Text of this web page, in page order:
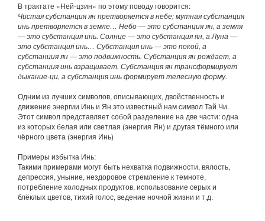
В трактате «Ней-цзин» по этому поводу говорится:
Чистая субстанция ян претворяется в небе; мутная субстанция
инь претворяется в земле… Небо — это субстанция ян, а земля
— это субстанция инь. Солнце — это субстанция ян, а Луна —
это субстанция инь… Субстанция инь — это покой, а
субстанция ян — это подвижность. Субстанция ян рождает, а
субстанция инь взращивает. Субстанция ян трансформирует
дыхание-ци, а субстанция инь формирует телесную форму.
Одним из лучших символов, описывающих, двойственность и
движение энергии Инь и Ян это известный нам символ Тай Чи.
Этот символ представляет собой разделение на две части: одна
из которых белая или светлая (энергия Ян) и другая тёмного или
чёрного цвета (энергия Инь)
Примеры избытка Инь:
Такими примерами могут быть нехватка подвижности, вялость,
депрессия, уныние, нездоровое стремление к темноте,
потребление холодных продуктов, использование серых и
блёклых цветов, тихий голос, ведение ночной жизни и т.д.